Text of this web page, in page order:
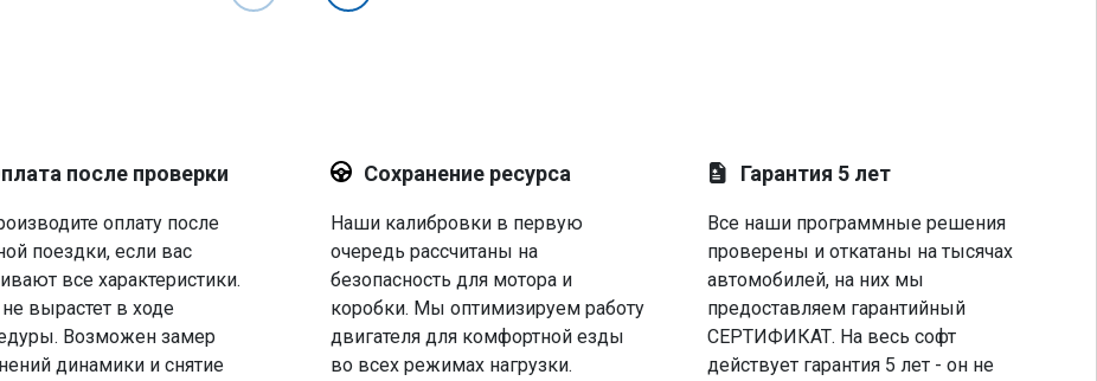
после проверки
оплату после
поездки, если вас
все характеристики.
вырастет в ходе
Возможен замер
динамики и снятие
Сохранение ресурса
Наши калибровки в первую
очередь рассчитаны на
безопасность для мотора и
коробки. Мы оптимизируем работу
двигателя для комфортной езды
во всех режимах нагрузки.
Гарантия 5 лет
Все наши программные решения
проверены и откатаны на тысячах
автомобилей, на них мы
предоставляем гарантийный
СЕРТИФИКАТ. На весь софт
действует гарантия 5 лет - он не